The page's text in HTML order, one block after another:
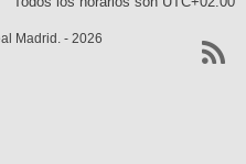
Madrid. - 2026